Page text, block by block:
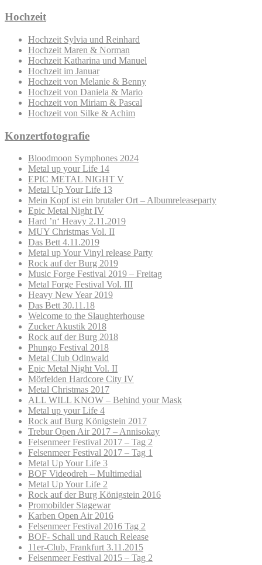
Hochzeit
Hochzeit Sylvia und Reinhard
Hochzeit Maren & Norman
Hochzeit Katharina und Manuel
Hochzeit im Januar
Hochzeit von Melanie & Benny
Hochzeit von Daniela & Mario
Hochzeit von Miriam & Pascal
Hochzeit von Silke & Achim
Konzertfotografie
Bloodmoon Symphones 2024
Metal up your Life 14
EPIC METAL NIGHT V
Metal Up Your Life 13
Mein Kopf ist ein brutaler Ort – Albumreleaseparty
Epic Metal Night IV
Hard ’n‘ Heavy 2.11.2019
MUY Christmas Vol. II
Das Bett 4.11.2019
Metal up Your Vinyl release Party
Rock auf der Burg 2019
Music Forge Festival 2019 – Freitag
Metal Forge Festival Vol. III
Heavy New Year 2019
Das Bett 30.11.18
Welcome to the Slaughterhouse
Zucker Akustik 2018
Rock auf der Burg 2018
Phungo Festival 2018
Metal Club Odinwald
Epic Metal Night Vol. II
Mörfelden Hardcore City IV
Metal Christmas 2017
ALL WILL KNOW – Behind your Mask
Metal up your Life 4
Rock auf Burg Königstein 2017
Trebur Open Air 2017 – Annisokay
Felsenmeer Festival 2017 – Tag 2
Felsenmeer Festival 2017 – Tag 1
Metal Up Your Life 3
BOF Videodreh – Multimedial
Metal Up Your Life 2
Rock auf der Burg Königstein 2016
Promobilder Stagewar
Karben Open Air 2016
Felsenmeer Festival 2016 Tag 2
BOF- Schall und Rauch Release
11er-Club, Frankfurt 3.11.2015
Felsenmeer Festival 2015 – Tag 2